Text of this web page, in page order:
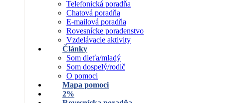
Telefonická poradňa
Chatová poradňa
E-mailová poradňa
Rovesnícke poradenstvo
Vzdelávacie aktivity
Články
Som dieťa/mladý
Som dospelý/rodič
O pomoci
Mapa pomoci
2%